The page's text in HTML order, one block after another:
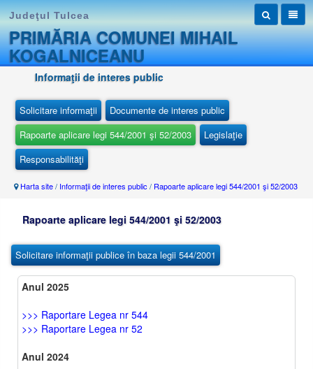
Judeţul Tulcea
PRIMĂRIA COMUNEI MIHAIL
KOGALNICEANU
Informaţii de interes public
Solicitare informaţii
Documente de interes public
Rapoarte aplicare legi 544/2001 şi 52/2003
Legislaţie
Responsabilităţi
Harta site/ Informaţii de interes public / Rapoarte aplicare legi 544/2001 şi 52/2003
Rapoarte aplicare legi 544/2001 şi 52/2003
Solicitare informaţii publice în baza legii 544/2001
Anul 2025
>>> Raportare Legea nr 544
>>> Raportare Legea nr 52
Anul 2024